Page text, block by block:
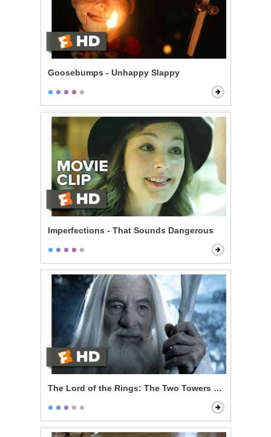
Goosebumps - Unhappy Slappy
Imperfections - That Sounds Dangerous
The Lord of the Rings: The Two Towers - Gandalf